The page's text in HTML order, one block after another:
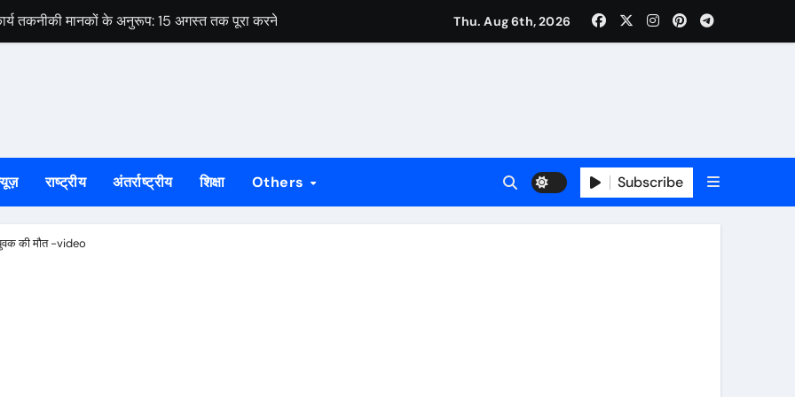
तकनीकी मानकों के अनुरूप: 15 अगस्त तक पूरा करने का लक्ष्य
नाम सूची से कटने की आशंका, 4 सितंबर तक दावा-आपत्ति का मौका
के शिवभक्तों को मिला पहचान पत्र
और संगठन मजबूती पर दिया गया जोर, पूर्व मंत्री ने दी दिशा निर्देश
सवाल, घटिया गुणवत्ता और अनियमितता के लगे आरोप
Thu. Aug 6th, 2026
राष्ट्रीय अंतर्राष्ट्रीय शिक्षा Others Subscribe
की मौत -video